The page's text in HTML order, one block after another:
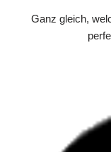
Ganz gleich,